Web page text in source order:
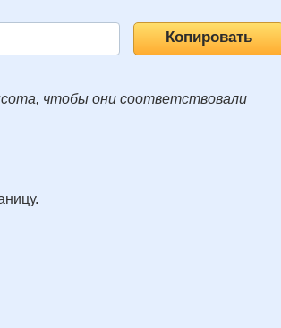
чтобы они соответствовали